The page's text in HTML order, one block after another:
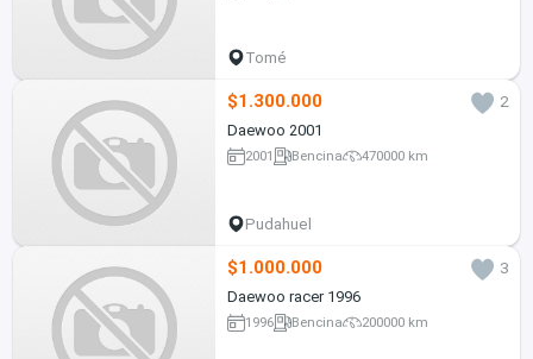
Tomé
$1.300.000
2
Daewoo 2001
2001 Bencina 470000 km
Pudahuel
$1.000.000
3
Daewoo racer 1996
1996 Bencina 200000 km